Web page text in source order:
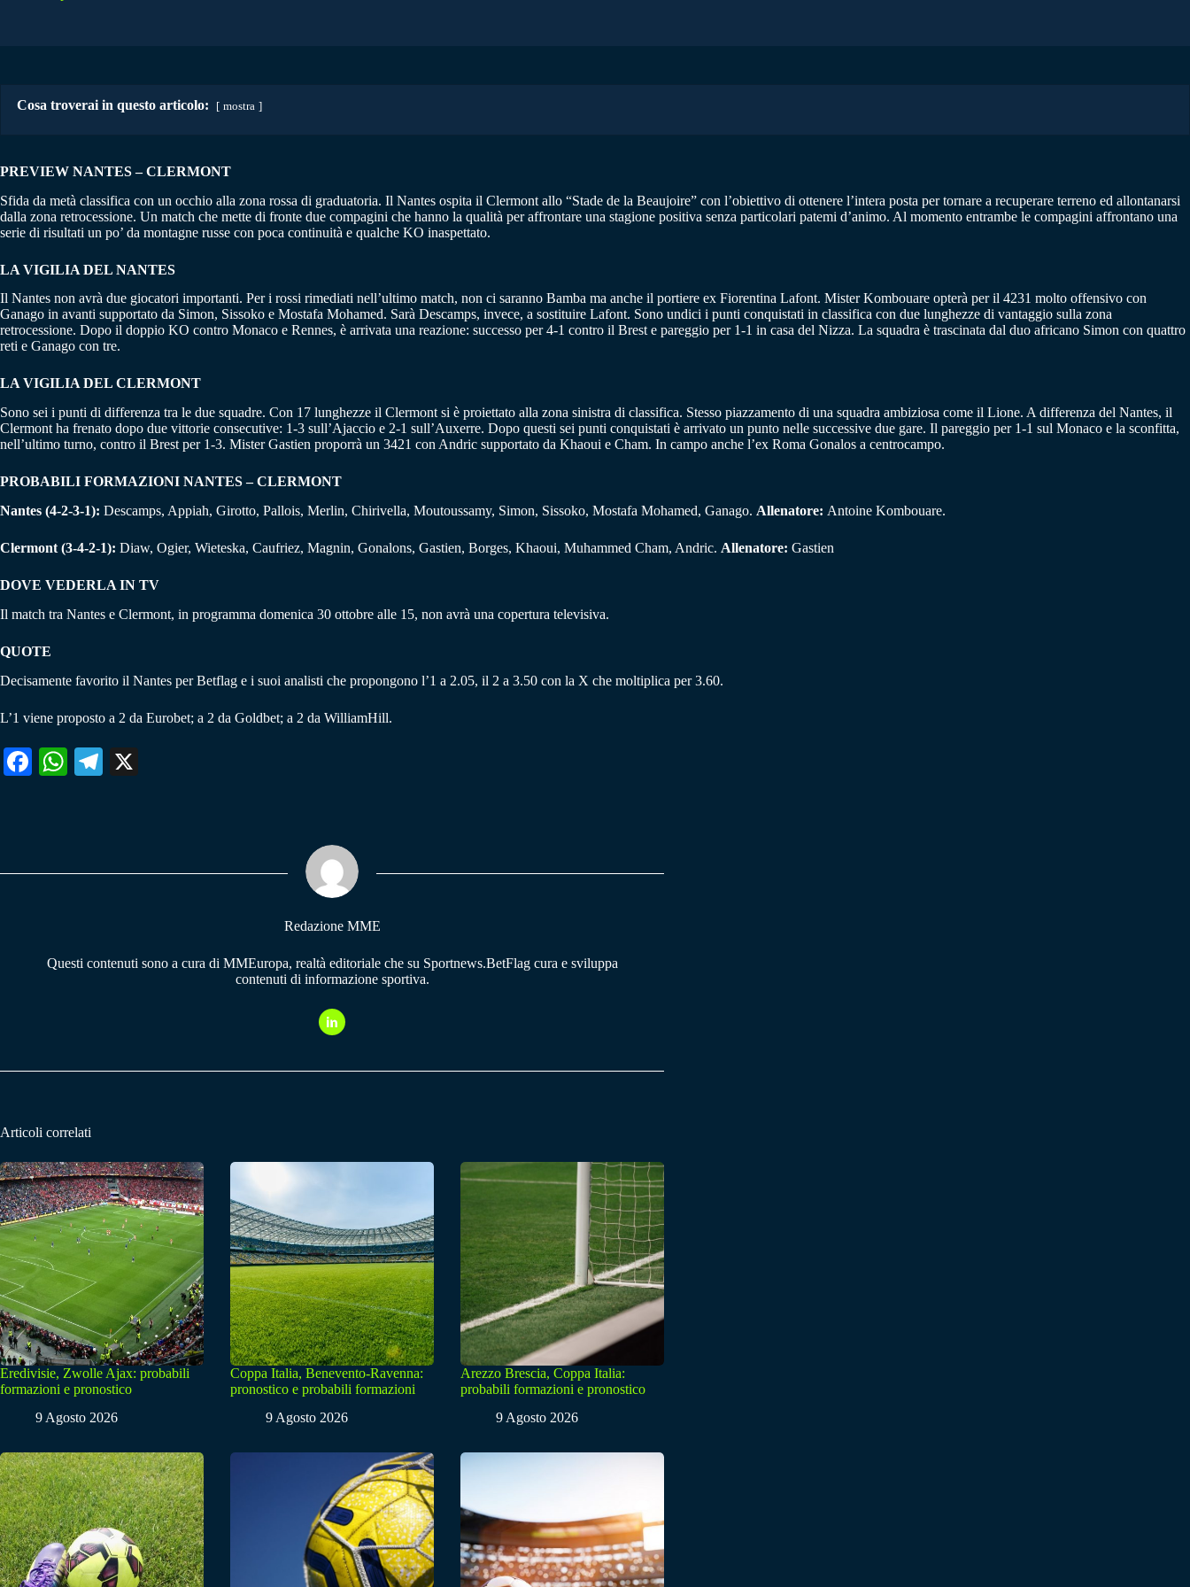
Cosa troverai in questo articolo: mostra
PREVIEW NANTES – CLERMONT
Sfida da metà classifica con un occhio alla zona rossa di graduatoria. Il Nantes ospita il Clermont allo “Stade de la Beaujoire” con l’obiettivo di ottenere l’intera posta per tornare a recuperare terreno ed allontanarsi
dalla zona retrocessione. Un match che mette di fronte due compagini che hanno la qualità per affrontare una stagione positiva senza particolari patemi d’animo. Al momento entrambe le compagini affrontano una
serie di risultati un po’ da montagne russe con poca continuità e qualche KO inaspettato.
LA VIGILIA DEL NANTES
Il Nantes non avrà due giocatori importanti. Per i rossi rimediati nell’ultimo match, non ci saranno Bamba ma anche il portiere ex Fiorentina Lafont. Mister Kombouare opterà per il 4231 molto offensivo con
Ganago in avanti supportato da Simon, Sissoko e Mostafa Mohamed. Sarà Descamps, invece, a sostituire Lafont. Sono undici i punti conquistati in classifica con due lunghezze di vantaggio sulla zona
retrocessione. Dopo il doppio KO contro Monaco e Rennes, è arrivata una reazione: successo per 4-1 contro il Brest e pareggio per 1-1 in casa del Nizza. La squadra è trascinata dal duo africano Simon con quattro
reti e Ganago con tre.
LA VIGILIA DEL CLERMONT
Sono sei i punti di differenza tra le due squadre. Con 17 lunghezze il Clermont si è proiettato alla zona sinistra di classifica. Stesso piazzamento di una squadra ambiziosa come il Lione. A differenza del Nantes, il
Clermont ha frenato dopo due vittorie consecutive: 1-3 sull’Ajaccio e 2-1 sull’Auxerre. Dopo questi sei punti conquistati è arrivato un punto nelle successive due gare. Il pareggio per 1-1 sul Monaco e la sconfitta,
nell’ultimo turno, contro il Brest per 1-3. Mister Gastien proporrà un 3421 con Andric supportato da Khaoui e Cham. In campo anche l’ex Roma Gonalos a centrocampo.
PROBABILI FORMAZIONI NANTES – CLERMONT
Nantes (4-2-3-1): Descamps, Appiah, Girotto, Pallois, Merlin, Chirivella, Moutoussamy, Simon, Sissoko, Mostafa Mohamed, Ganago. Allenatore: Antoine Kombouare.
Clermont (3-4-2-1): Diaw, Ogier, Wieteska, Caufriez, Magnin, Gonalons, Gastien, Borges, Khaoui, Muhammed Cham, Andric. Allenatore: Gastien
DOVE VEDERLA IN TV
Il match tra Nantes e Clermont, in programma domenica 30 ottobre alle 15, non avrà una copertura televisiva.
QUOTE
Decisamente favorito il Nantes per Betflag e i suoi analisti che propongono l’1 a 2.05, il 2 a 3.50 con la X che moltiplica per 3.60.
L’1 viene proposto a 2 da Eurobet; a 2 da Goldbet; a 2 da WilliamHill.
Fa W
pp
Te
m
Redazione MME
Questi contenuti sono a cura di MMEuropa, realtà editoriale che su Sportnews.BetFlag cura e sviluppa
contenuti di informazione sportiva.
Articoli correlati
Eredivisie, Zwolle Ajax: probabili
formazioni e pronostico
9 Agosto 2026
Coppa Italia, Benevento-Ravenna:
pronostico e probabili formazioni
9 Agosto 2026
Arezzo Brescia, Coppa Italia:
probabili formazioni e pronostico
9 Agosto 2026